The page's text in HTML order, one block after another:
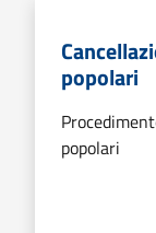
popolari
popolari